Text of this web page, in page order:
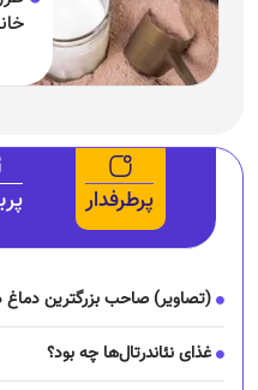
پرطرفدار
(تصاویر) صاحب بزرگترین دماغ
غذای نئاندرتال‌ها چه بود؟